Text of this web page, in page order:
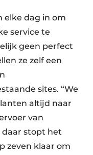
elke dag in om
service te
geen perfect
ze zelf een
sites. “We
altijd naar
van
daar stopt het
zeven klaar om